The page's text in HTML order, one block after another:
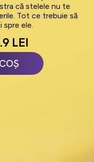
că stelele nu te
Tot ce trebuie să
ele.
LEI